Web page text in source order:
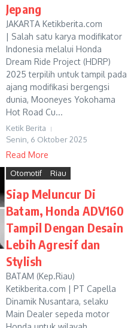
Jepang
JAKARTA Ketikberita.com
| Salah satu karya modifikator
Indonesia melalui Honda
Dream Ride Project (HDRP)
2025 terpilih untuk tampil pada
ajang modifikasi bergengsi
dunia, Mooneyes Yokohama
Hot Road Cu...
Ketik Berita
Senin, 6 Oktober 2025
Read More
Otomotif Riau
Siap Meluncur Di
Batam, Honda ADV160
Tampil Dengan Desain
Lebih Agresif dan
Stylish
BATAM (Kep.Riau)
Ketikberita.com | PT Capella
Dinamik Nusantara, selaku
Main Dealer sepeda motor